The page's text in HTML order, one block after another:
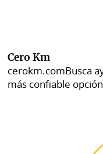
Cero Km
cerokm.comBusca
más confiable